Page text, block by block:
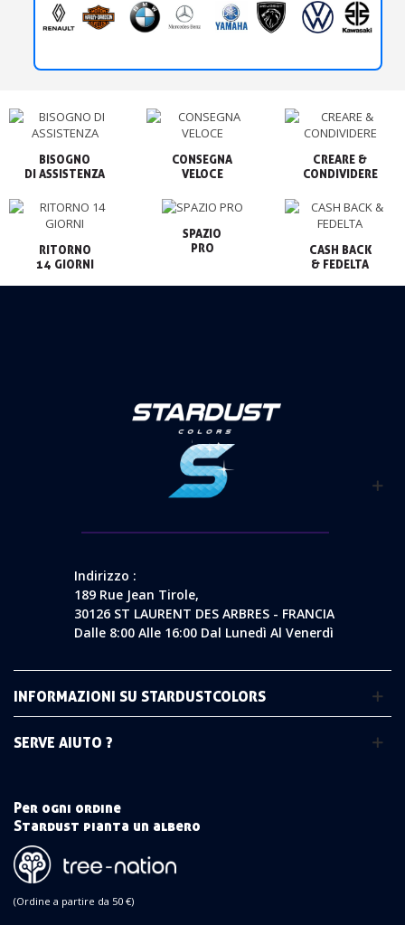
BISOGNO
CONSEGNA
VELOCE
CREARE &
CONDIVIDERE
RITORNO
14 GIORNI
SPAZIO
PRO
CASH BACK
& FEDELTA
Indirizzo :
189 Rue Jean Tirole,
30126 ST LAURENT DES ARBRES - FRANCIA
Dalle 8:00 Alle 16:00 Dal Lunedì Al Venerdì
INFORMAZIONI SU STARDUSTCOLORS
SERVE AIUTO ?
Per ogni ordine
Stardust pianta un albero
(Ordine a partire da 50 €)